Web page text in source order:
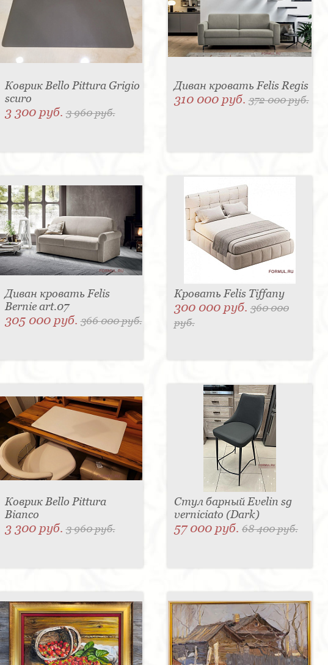
Коврик Bello Pittura Grigio
scuro
3 300 руб.3 960 руб.
Диван кровать Felis Regis
310 000 руб. 372 000 руб.
Диван кровать Felis
Bernie art.07
305 000 руб.366 000 руб.
Кровать Felis Tiffany
300 000 руб. 360 000
руб.
Коврик Bello Pittura
Bianco
3 300 руб.3 960 руб.
Стул барный Evelin sg
verniciato (Dark)
57 000 руб. 68 400 руб.